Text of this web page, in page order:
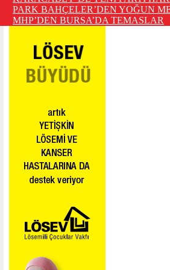
PARK BAHÇELER’DEN YOĞUN
MHP’DEN BURSA’DA TEMASLAR